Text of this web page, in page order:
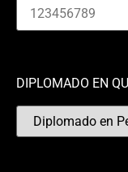
DIPLOMADO EN